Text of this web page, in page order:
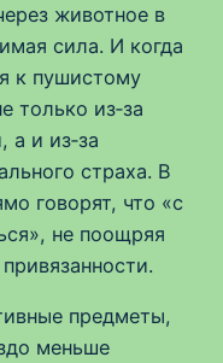
животное в
сила. И когда
к пушистому
только из‑за
а и из‑за
страха. В
говорят, что «с
не поощряя
предметы,
меньше